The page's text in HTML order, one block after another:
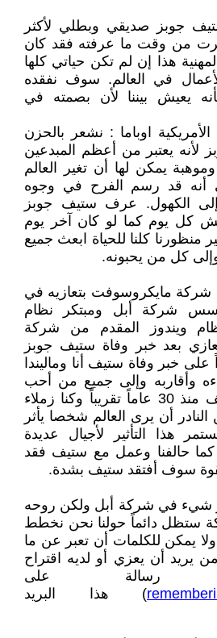
جوبز صديقي وبطلي لأكثر
تغيرت من وقت ما عرفته فقد كان
هذا إن لم تكن حياتي كلها
في العالم. سوف نفقده
يعيش بيننا لأن بصمته في
اوباما : نشعر بالحزن
لأنه يعتبر من أعظم المبدعين
وموهبة يمكن لها أن تغير العالم
أنه قد رسم الفرح في وجوه
إلى الكهول. عرف ستيف جوبز
كل يوم كما لو كان آخر يوم
كلنا للحياة ابعث جميع
وإلى كل من يحبونه.
مايكروسوفت بتعازيه في
شركة أبل ومبتكر نظام
ويندوز المقدم من شركة
بعد خبر وفاة ستيف جوبز
خبر وفاة ستيف أنا وماليندا
وأقاربه وإلى جميع من أحب
أعماله, لقد قابلت ستيف منذ 30 عاماً تقريباً وكنا زملاء
أن يرى العالم شخصا يأثر
هذا التأثير لأجيال عديدة
حالفنا وعمل مع ستيف فقد
سوف أفتقد ستيف بشدة.
شيء في شركة أبل ولكن روحه
ستظل دائماً حولنا نحن نخطط
ولا يمكن للكلمات أن تعبر عن ما
يريد أن يعزي أو لديه اقتراح
رسالة على
) هذا البريد